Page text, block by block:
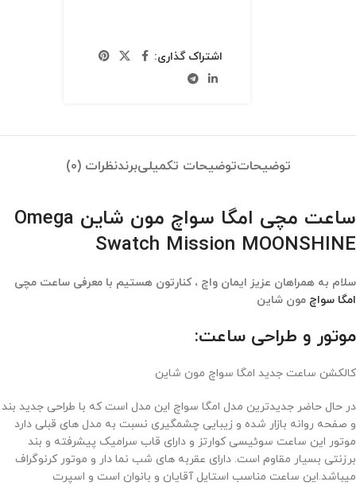
اشتراک گذاری:
توضیحاتتوضیحات تکمیلیبرندنظرات (0)
ساعت مچی امگا سواچ مون شاین Omega
Swatch Mission MOONSHINE
سلام به همراهان عزیز ایمان واچ ، کنارتون هستیم با معرفی ساعت مچی
امگا سواچ مون شاین
موتور و طراحی ساعت:
کالکشن ساعت جدید امگا سواچ مون شاین
در حال حاضر جدیدترین مدل امگا سواچ این مدل است که با طراحی جدید بند
و صفحه روانه بازار شده و زیبایی چشمگیری نسبت به مدل های قبلی دارد
موتور این ساعت سوئیسی کوارتز و دارای قاب سرامیک پیشرفته و بند
برزنتی بسیار مقاوم است. دارای عقربه های شب نما دار و موتور کرنوگراف
میباشد.این ساعت مناسب استایل آقایان و بانوان است و اسپرت